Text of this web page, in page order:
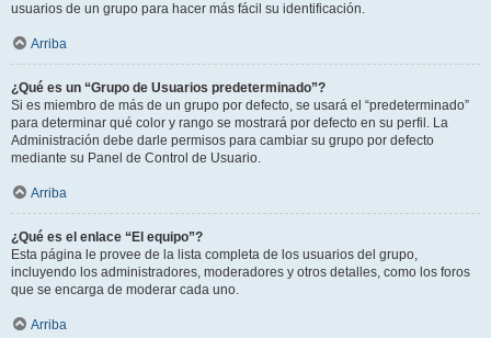
usuarios de un grupo para hacer más fácil su identificación.
Arriba
¿Qué es un “Grupo de Usuarios predeterminado”?
Si es miembro de más de un grupo por defecto, se usará el “predeterminado”
para determinar qué color y rango se mostrará por defecto en su perfil. La
Administración debe darle permisos para cambiar su grupo por defecto
mediante su Panel de Control de Usuario.
Arriba
¿Qué es el enlace “El equipo”?
Esta página le provee de la lista completa de los usuarios del grupo,
incluyendo los administradores, moderadores y otros detalles, como los foros
que se encarga de moderar cada uno.
Arriba